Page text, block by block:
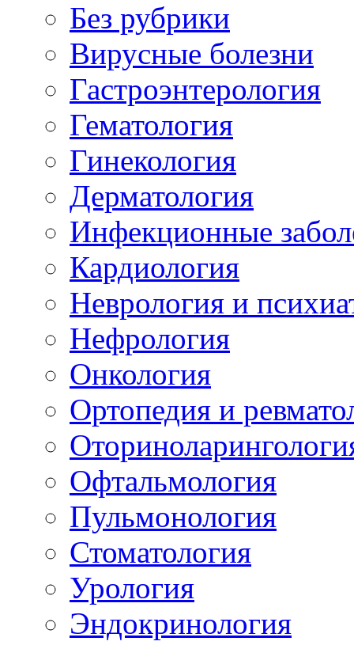
Без рубрики
Вирусные болезни
Гастроэнтерология
Гематология
Гинекология
Дерматология
Инфекционные
Кардиология
Неврология и
Нефрология
Онкология
Ортопедия и
Офтальмология
Пульмонология
Стоматология
Урология
Эндокринология